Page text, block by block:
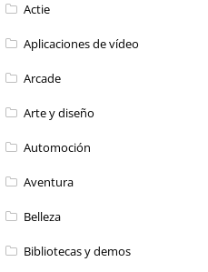
Actie
Aplicaciones de vídeo
Arcade
Arte y diseño
Automoción
Aventura
Belleza
Bibliotecas y demos